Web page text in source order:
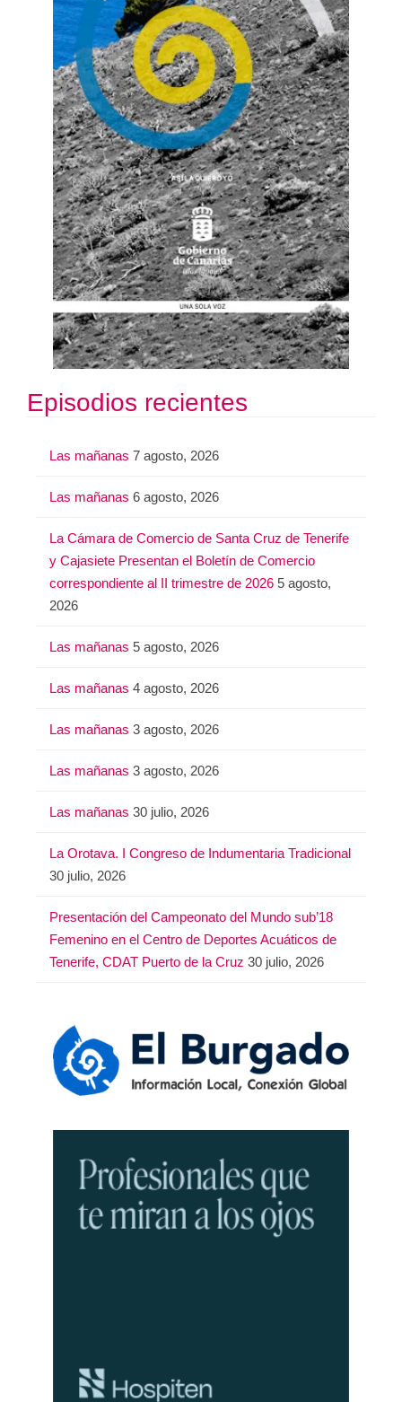
Episodios recientes
Las mañanas 7 agosto, 2026
Las mañanas 6 agosto, 2026
La Cámara de Comercio de Santa Cruz de Tenerife
y Cajasiete Presentan el Boletín de Comercio
correspondiente al II trimestre de 2026 5 agosto,
2026
Las mañanas 5 agosto, 2026
Las mañanas 4 agosto, 2026
Las mañanas 3 agosto, 2026
Las mañanas 3 agosto, 2026
Las mañanas 30 julio, 2026
La Orotava. I Congreso de Indumentaria Tradicional
30 julio, 2026
Presentación del Campeonato del Mundo sub’18
Femenino en el Centro de Deportes Acuáticos de
Tenerife, CDAT Puerto de la Cruz 30 julio, 2026